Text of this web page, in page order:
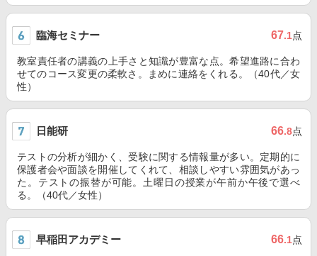
臨海セミナー 67.1点
教室責任者の講義の上手さと知識が豊富な点。希望進路に合わ
せてのコース変更の柔軟さ。まめに連絡をくれる。（40代／女
性）
日能研 66.8点
テストの分析が細かく、受験に関する情報量が多い。定期的に
保護者会や面談を開催してくれて、相談しやすい雰囲気があっ
た。テストの振替が可能。土曜日の授業が午前か午後で選べ
る。（40代／女性）
早稲田アカデミー 66.1点